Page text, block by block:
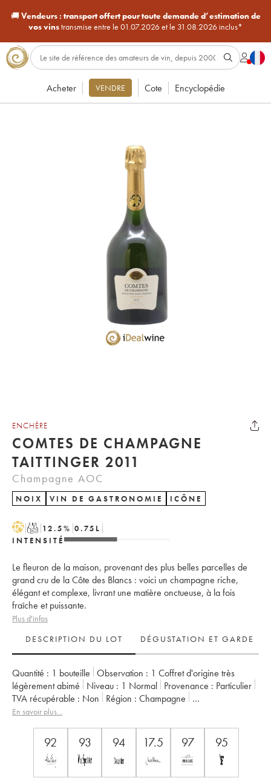
🚚Vendeurs : transport offert pour toute demande d’estimation de
vos vinstransmise entre le 01.07.2026 et le 31.08.2026 inclus*
Acheter VENDRE Cote Encyclopédie
ENCHÈRE
COMTES DE CHAMPAGNE
TAITTINGER 2011
Champagne AOC
NOIX VIN DE GASTRONOMIE ICÔNE
HT 12.5% 0.75 L
INTENSITÉ
Le fleuron de la maison, provenant des plus belles parcelles de
grand cru de la Côte des Blancs : voici un champagne riche,
élégant et complexe, livrant une matière onctueuse, à la fois
fraîche et puissante.
Plus d'infos
DESCRIPTION DU LOT
DÉGUSTATION ET GARDE
Quantité : 1 bouteille Observation : 1 Coffret d'origine très
légèrement abimé
Niveau : 1 Normal Provenance : particulier
TVA récupérable :
non Région :
Champagne
Appellation :
En savoir plus...
92 93 94 17.5 97 95